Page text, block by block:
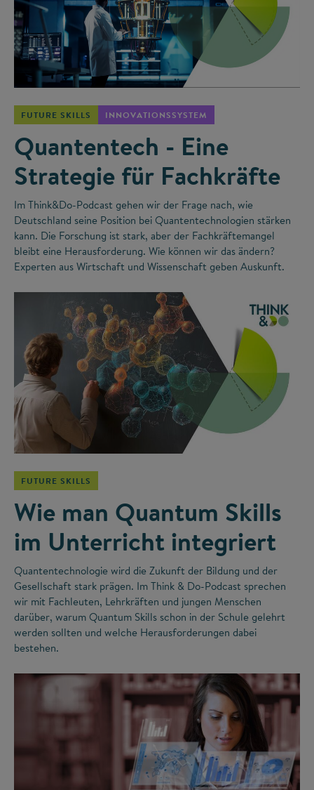
FUTURE SKILLS INNOVATIONSSYSTEM
Quantentech - Eine
Strategie für Fachkräfte
Im Think&Do-Podcast gehen wir der Frage nach, wie
Deutschland seine Position bei Quantentechnologien stärken
kann. Die Forschung ist stark, aber der Fachkräftemangel
bleibt eine Herausforderung. Wie können wir das ändern?
Experten aus Wirtschaft und Wissenschaft geben Auskunft.
FUTURE SKILLS
Wie man Quantum Skills
im Unterricht integriert
Quantentechnologie wird die Zukunft der Bildung und der
Gesellschaft stark prägen. Im Think & Do-Podcast sprechen
wir mit Fachleuten, Lehrkräften und jungen Menschen
darüber, warum Quantum Skills schon in der Schule gelehrt
werden sollten und welche Herausforderungen dabei
bestehen.